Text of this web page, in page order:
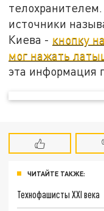
источники
Киева - кнопку
мог нажать
эта информация
ЧИТАЙТЕ ТАКЖЕ:
Технофашисты XXI века